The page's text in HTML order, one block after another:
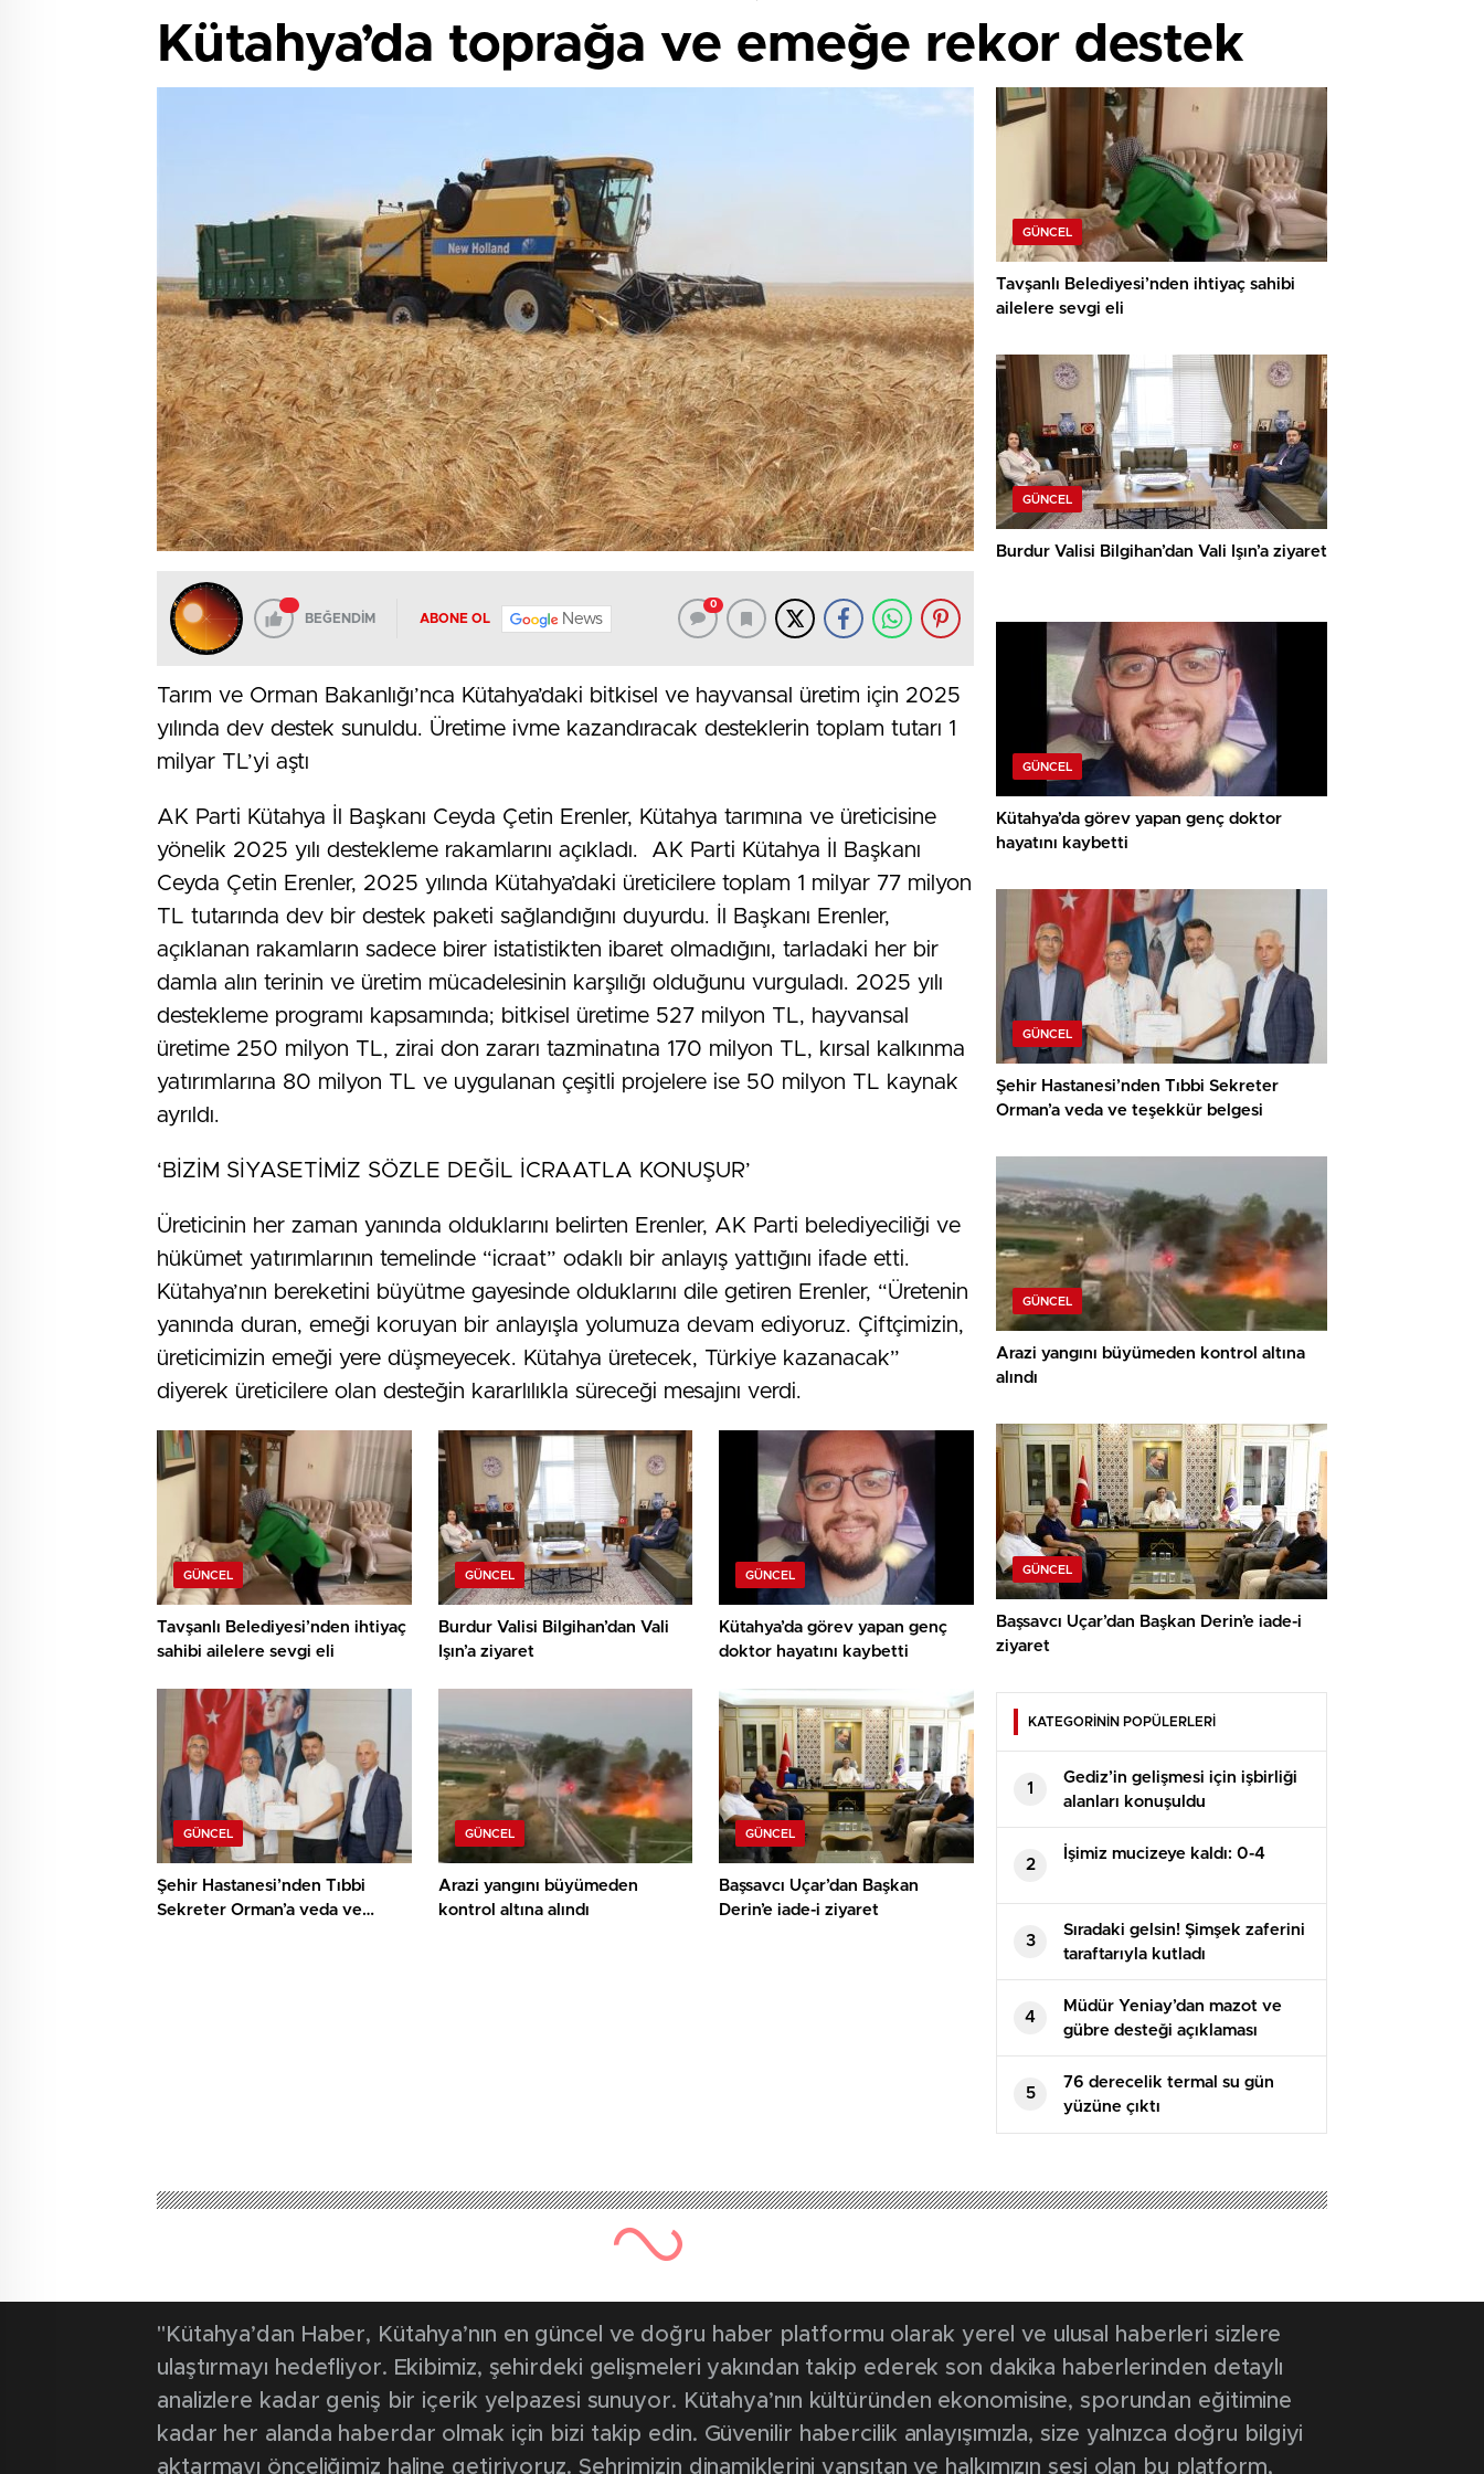
Kütahya’da toprağa ve emeğe rekor destek
BEĞENDİM ABONE OL News
0
Tarım ve Orman Bakanlığı’nca Kütahya’daki bitkisel ve hayvansal üretim için 2025
yılında dev destek sunuldu. Üretime ivme kazandıracak desteklerin toplam tutarı 1
milyar TL’yi aştı
AK Parti Kütahya İl Başkanı Ceyda Çetin Erenler, Kütahya tarımına ve üreticisine
yönelik 2025 yılı destekleme rakamlarını açıkladı. AK Parti Kütahya İl Başkanı
Ceyda Çetin Erenler, 2025 yılında Kütahya’daki üreticilere toplam 1 milyar 77 milyon
TL tutarında dev bir destek paketi sağlandığını duyurdu. İl Başkanı Erenler,
açıklanan rakamların sadece birer istatistikten ibaret olmadığını, tarladaki her bir
damla alın terinin ve üretim mücadelesinin karşılığı olduğunu vurguladı. 2025 yılı
destekleme programı kapsamında; bitkisel üretime 527 milyon TL, hayvansal
üretime 250 milyon TL, zirai don zararı tazminatına 170 milyon TL, kırsal kalkınma
yatırımlarına 80 milyon TL ve uygulanan çeşitli projelere ise 50 milyon TL kaynak
ayrıldı.
‘BİZİM SİYASETİMİZ SÖZLE DEĞİL İCRAATLA KONUŞUR’
Üreticinin her zaman yanında olduklarını belirten Erenler, AK Parti belediyeciliği ve
hükümet yatırımlarının temelinde “icraat” odaklı bir anlayış yattığını ifade etti.
Kütahya’nın bereketini büyütme gayesinde olduklarını dile getiren Erenler, “Üretenin
yanında duran, emeği koruyan bir anlayışla yolumuza devam ediyoruz. Çiftçimizin,
üreticimizin emeği yere düşmeyecek. Kütahya üretecek, Türkiye kazanacak”
diyerek üreticilere olan desteğin kararlılıkla süreceği mesajını verdi.
GÜNCEL
Tavşanlı Belediyesi’nden ihtiyaç
sahibi ailelere sevgi eli
GÜNCEL
Burdur Valisi Bilgihan’dan Vali
Işın’a ziyaret
GÜNCEL
Kütahya’da görev yapan genç
doktor hayatını kaybetti
GÜNCEL
Şehir Hastanesi’nden Tıbbi
Sekreter Orman’a veda ve
GÜNCEL
Arazi yangını büyümeden
kontrol altına alındı
GÜNCEL
Başsavcı Uçar’dan Başkan
Derin’e iade-i ziyaret
GÜNCEL
Tavşanlı Belediyesi’nden ihtiyaç sahibi
ailelere sevgi eli
GÜNCEL
Burdur Valisi Bilgihan’dan Vali Işın’a ziyaret
GÜNCEL
Kütahya’da görev yapan genç doktor
hayatını kaybetti
GÜNCEL
Şehir Hastanesi’nden Tıbbi Sekreter
Orman’a veda ve teşekkür belgesi
GÜNCEL
Arazi yangını büyümeden kontrol altına
alındı
GÜNCEL
Başsavcı Uçar’dan Başkan Derin’e iade-i
ziyaret
KATEGORİNİN POPÜLERLERİ
1
Gediz’in gelişmesi için işbirliği
alanları konuşuldu
2
İşimiz mucizeye kaldı: 0-4
3
Sıradaki gelsin! Şimşek zaferini
taraftarıyla kutladı
4
Müdür Yeniay’dan mazot ve
gübre desteği açıklaması
5
76 derecelik termal su gün
yüzüne çıktı
264 kez okunmuştur
Göbel’de yatırımlar meyvesini veriyor: 175 bin
misafir ağırlandı